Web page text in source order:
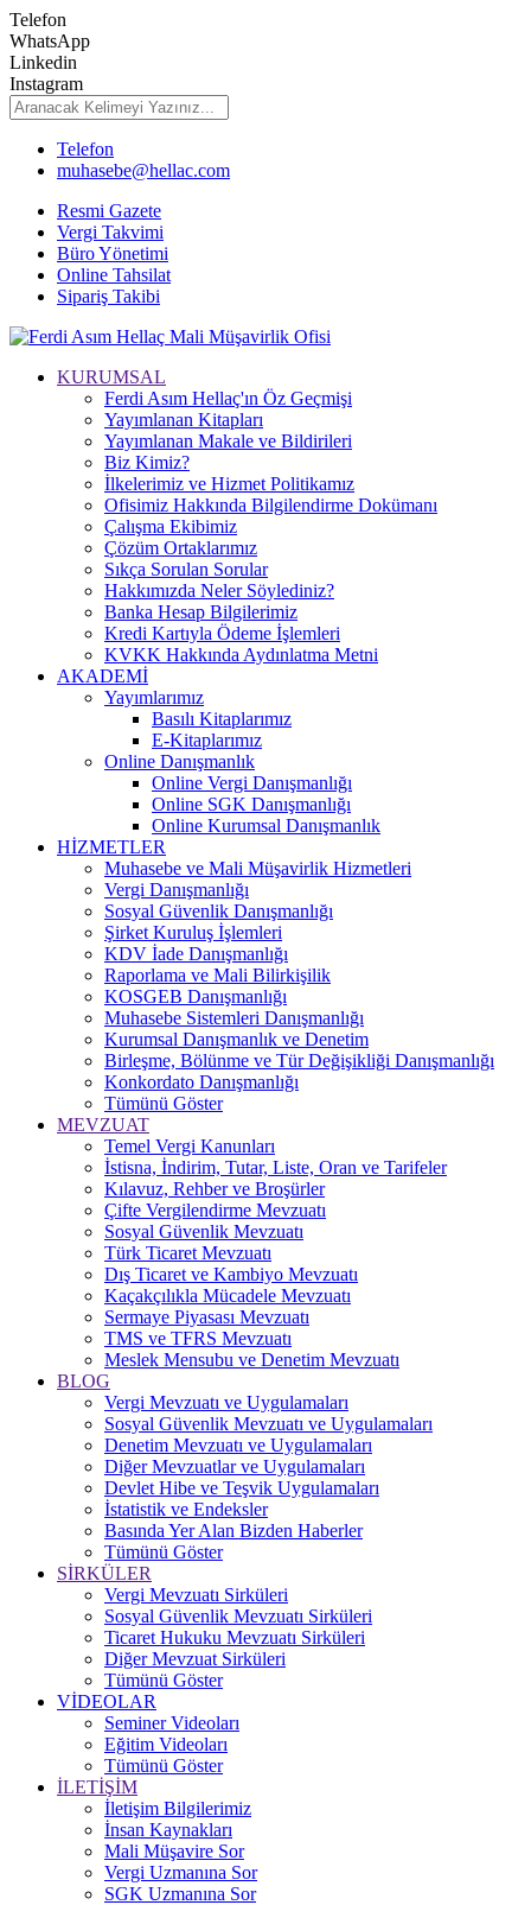
Telefon
WhatsApp
Linkedin
Instagram
Telefon
muhasebe@hellac.com
Resmi Gazete
Vergi Takvimi
Büro Yönetimi
Online Tahsilat
Sipariş Takibi
KURUMSAL
Ferdi Asım Hellaç'ın Öz Geçmişi
Yayımlanan Kitapları
Yayımlanan Makale ve Bildirileri
Biz Kimiz?
İlkelerimiz ve Hizmet Politikamız
Ofisimiz Hakkında Bilgilendirme Dokümanı
Çalışma Ekibimiz
Çözüm Ortaklarımız
Sıkça Sorulan Sorular
Hakkımızda Neler Söylediniz?
Banka Hesap Bilgilerimiz
Kredi Kartıyla Ödeme İşlemleri
KVKK Hakkında Aydınlatma Metni
AKADEMİ
Yayımlarımız
Basılı Kitaplarımız
E-Kitaplarımız
Online Danışmanlık
Online Vergi Danışmanlığı
Online SGK Danışmanlığı
Online Kurumsal Danışmanlık
HİZMETLER
Muhasebe ve Mali Müşavirlik Hizmetleri
Vergi Danışmanlığı
Sosyal Güvenlik Danışmanlığı
Şirket Kuruluş İşlemleri
KDV İade Danışmanlığı
Raporlama ve Mali Bilirkişilik
KOSGEB Danışmanlığı
Muhasebe Sistemleri Danışmanlığı
Kurumsal Danışmanlık ve Denetim
Birleşme, Bölünme ve Tür Değişikliği Danışmanlığı
Konkordato Danışmanlığı
Tümünü Göster
MEVZUAT
Temel Vergi Kanunları
İstisna, İndirim, Tutar, Liste, Oran ve Tarifeler
Kılavuz, Rehber ve Broşürler
Çifte Vergilendirme Mevzuatı
Sosyal Güvenlik Mevzuatı
Türk Ticaret Mevzuatı
Dış Ticaret ve Kambiyo Mevzuatı
Kaçakçılıkla Mücadele Mevzuatı
Sermaye Piyasası Mevzuatı
TMS ve TFRS Mevzuatı
Meslek Mensubu ve Denetim Mevzuatı
BLOG
Vergi Mevzuatı ve Uygulamaları
Sosyal Güvenlik Mevzuatı ve Uygulamaları
Denetim Mevzuatı ve Uygulamaları
Diğer Mevzuatlar ve Uygulamaları
Devlet Hibe ve Teşvik Uygulamaları
İstatistik ve Endeksler
Basında Yer Alan Bizden Haberler
Tümünü Göster
SİRKÜLER
Vergi Mevzuatı Sirküleri
Sosyal Güvenlik Mevzuatı Sirküleri
Ticaret Hukuku Mevzuatı Sirküleri
Diğer Mevzuat Sirküleri
Tümünü Göster
VİDEOLAR
Seminer Videoları
Eğitim Videoları
Tümünü Göster
İLETİŞİM
İletişim Bilgilerimiz
İnsan Kaynakları
Mali Müşavire Sor
Vergi Uzmanına Sor
SGK Uzmanına Sor